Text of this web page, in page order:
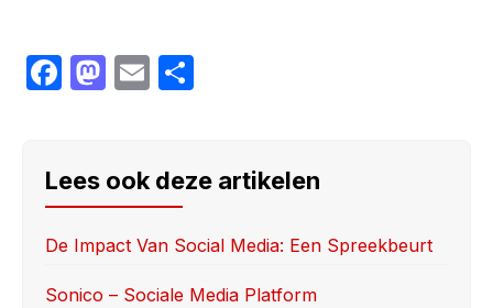
F
e
b
o
o
M
o
d
o
n
E
e
Lees ook deze artikelen
De Impact Van Social Media: Een Spreekbeurt
Sonico – Sociale Media Platform